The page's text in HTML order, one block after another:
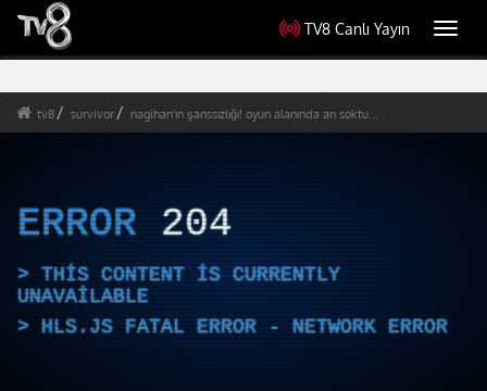
TV8 Canlı Yayın
tv8 survivor nagihan'ın şanssızlığı! oyun alanında arı soktu...
ERROR 204
THIS CONTENT IS CURRENTLY
UNAVAILABLE
HLS.JS FATAL ERROR - NETWORK ERROR